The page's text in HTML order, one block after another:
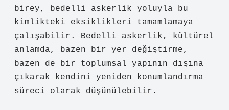
birey, bedelli askerlik yoluyla bu
kimlikteki eksiklikleri tamamlamaya
çalışabilir. Bedelli askerlik, kültürel
anlamda, bazen bir yer değiştirme,
bazen de bir toplumsal yapının dışına
çıkarak kendini yeniden konumlandırma
süreci olarak düşünülebilir.